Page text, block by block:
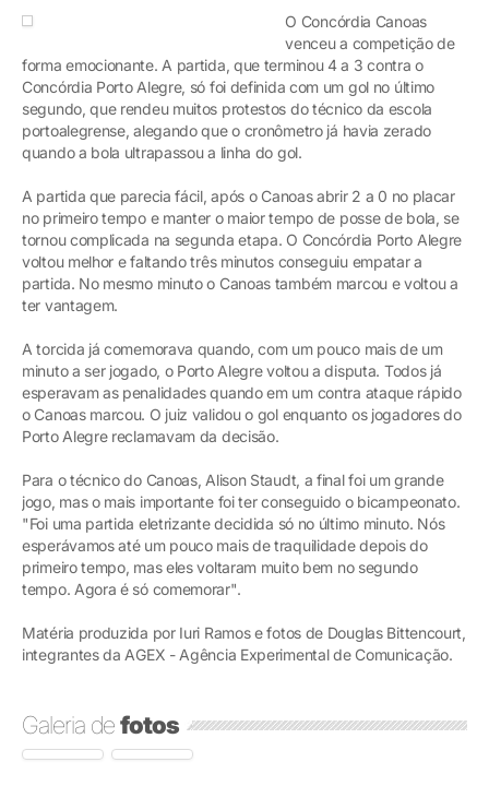
O Concórdia Canoas
venceu a competição de
forma emocionante. A partida, que terminou 4 a 3 contra o
Concórdia Porto Alegre, só foi definida com um gol no último
segundo, que rendeu muitos protestos do técnico da escola
portoalegrense, alegando que o cronômetro já havia zerado
quando a bola ultrapassou a linha do gol.
A partida que parecia fácil, após o Canoas abrir 2 a 0 no placar
no primeiro tempo e manter o maior tempo de posse de bola, se
tornou complicada na segunda etapa. O Concórdia Porto Alegre
voltou melhor e faltando três minutos conseguiu empatar a
partida. No mesmo minuto o Canoas também marcou e voltou a
ter vantagem.
A torcida já comemorava quando, com um pouco mais de um
minuto a ser jogado, o Porto Alegre voltou a disputa. Todos já
esperavam as penalidades quando em um contra ataque rápido
o Canoas marcou. O juiz validou o gol enquanto os jogadores do
Porto Alegre reclamavam da decisão.
Para o técnico do Canoas, Alison Staudt, a final foi um grande
jogo, mas o mais importante foi ter conseguido o bicampeonato.
"Foi uma partida eletrizante decidida só no último minuto. Nós
esperávamos até um pouco mais de traquilidade depois do
primeiro tempo, mas eles voltaram muito bem no segundo
tempo. Agora é só comemorar".
Matéria produzida por Iuri Ramos e fotos de Douglas Bittencourt,
integrantes da AGEX - Agência Experimental de Comunicação.
Galeria defotos